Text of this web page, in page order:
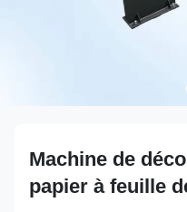
Machine de
papier à feuille